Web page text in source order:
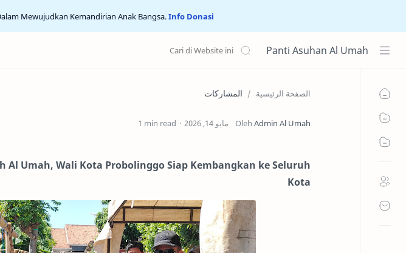
Mewujudkan Kemandirian Anak Bangsa.Info Donasi
Panti Asuhan Al Umah
الصفحة الرئيسية المشاركات
1 min read
Al Umah, Wali Kota Probolinggo Siap Kembangkan ke Seluruh
Kota